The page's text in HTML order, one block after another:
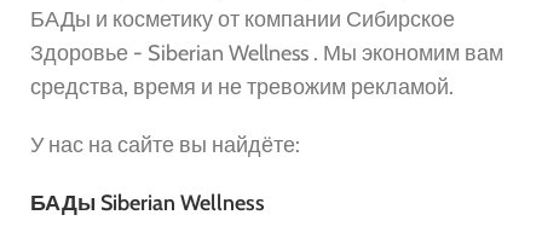
БАДы и косметику от компании Сибирское
Здоровье - Siberian Wellness . Мы экономим вам
средства, время и не тревожим рекламой.
У нас на сайте вы найдёте:
БАДы Siberian Wellness